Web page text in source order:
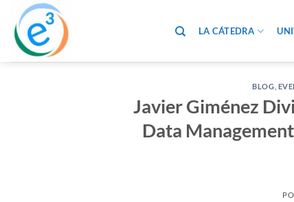
Saltar
contenido
LA CÁTEDRA
BLOG
Javier Giménez
Data